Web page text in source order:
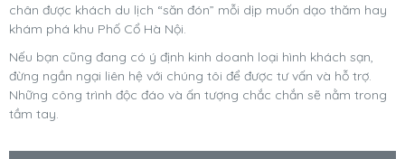
chân được khách du lịch “săn đón” mỗi dịp muốn dạo thăm hay
khám phá khu Phố Cổ Hà Nội.
Nếu bạn cũng đang có ý định kinh doanh loại hình khách sạn,
đừng ngần ngại liên hệ với chúng tôi để được tư vấn và hỗ trợ.
Những công trình độc đáo và ấn tượng chắc chắn sẽ nằm trong
tầm tay.